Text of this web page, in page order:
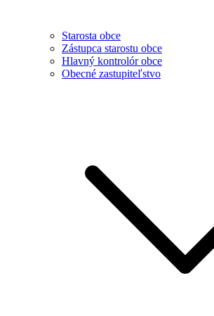
Starosta obce
Zástupca starostu obce
Hlavný kontrolór obce
Obecné zastupiteľstvo